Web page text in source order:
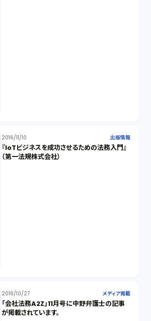
2016/11/10 出版情報
『IoTビジネスを成功させるための法務入門』
（第一法規株式会社）
2016/10/27 メディア掲載
「会社法務A2Z」11月号に中野弁護士の記事
が掲載されています。